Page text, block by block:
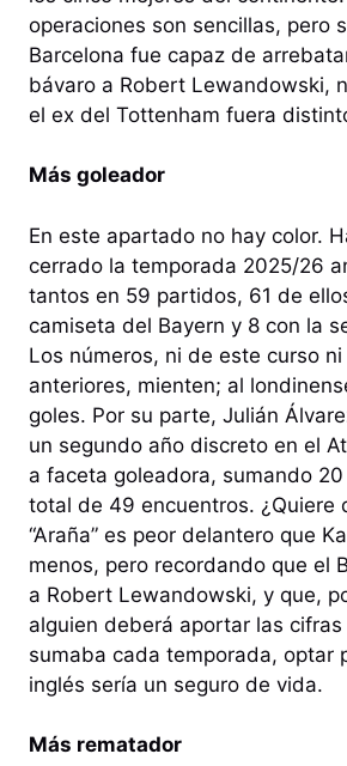
operaciones son sencillas, pero
Barcelona fue capaz de
bávaro a Robert Lewandowski,
el ex del Tottenham fuera
Más goleador
En este apartado no hay color.
cerrado la temporada 2025/26
tantos en 59 partidos, 61 de
camiseta del Bayern y 8 con la
Los números, ni de este curso
anteriores, mienten; al
goles. Por su parte, Julián
un segundo año discreto en el
a faceta goleadora, sumando
total de 49 encuentros. ¿Quiere
“Araña” es peor delantero que
menos, pero recordando que el
a Robert Lewandowski, y que,
alguien deberá aportar las
sumaba cada temporada, optar
inglés sería un seguro de vida.
Más rematador